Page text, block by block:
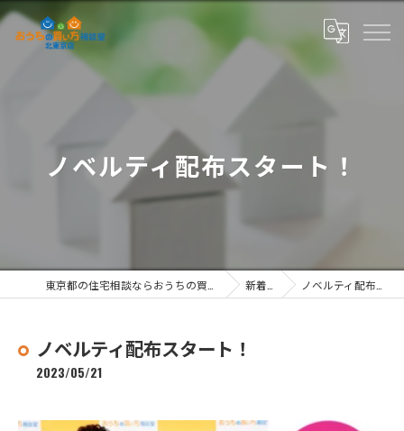
ノベルティ配布スタート！
新着情報 ノベルティ配布スタート！
ノベルティ配布スタート！
2023/05/21